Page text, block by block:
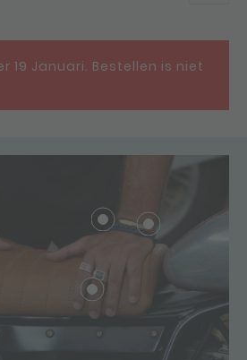
19 Januari. Bestellen is niet